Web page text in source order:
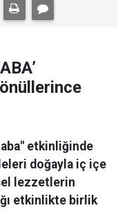
etkinliğinde
doğayla iç içe
lezzetlerin
etkinlikte birlik